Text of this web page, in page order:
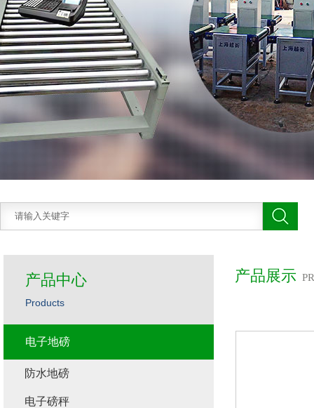
产品展示
产品中心
Products
电子地磅
防水地磅
电子磅秤